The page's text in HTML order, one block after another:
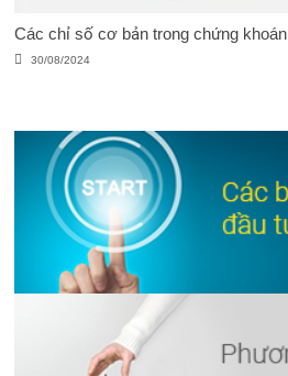
Các chỉ số cơ bản trong chứng khoán
30/08/2024